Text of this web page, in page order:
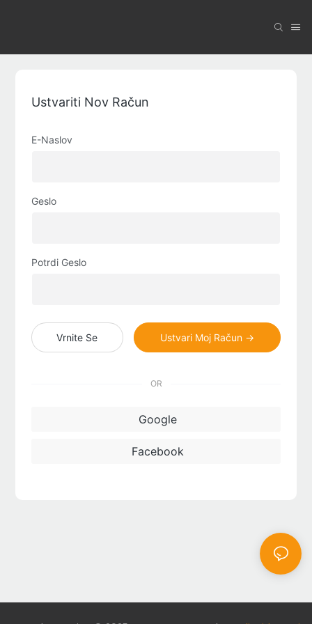
Ustvariti Nov Račun
E-Naslov
Geslo
Potrdi Geslo
Vrnite Se Ustvari Moj Račun →
OR
Google
Facebook